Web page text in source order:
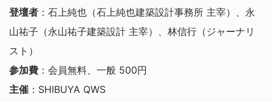
登壇者 ：石上純也（石上純也建築設計事務所 主宰）、永
山祐子（永山祐子建築設計 主宰）、林信行（ジャーナリ
スト）
参加費 ：会員無料、一般 500円
主催 ：SHIBUYA QWS